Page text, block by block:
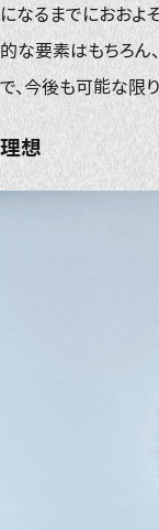
になるまでにおおよ
的な要素はもちろん
で、今後も可能な限
理想